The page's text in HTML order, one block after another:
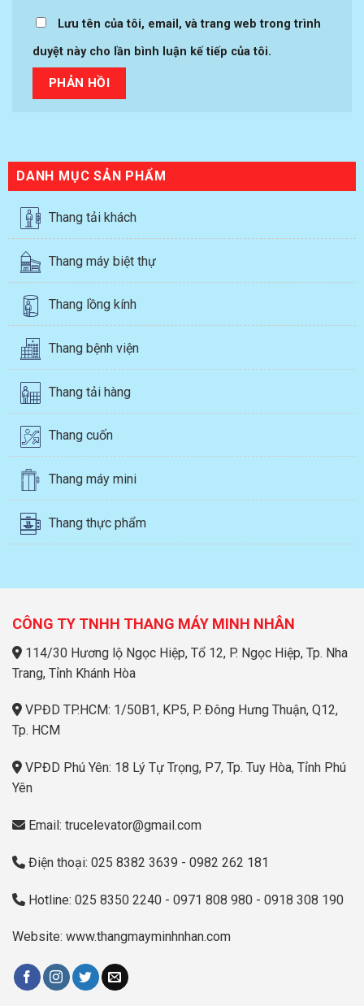
DANH MỤC SẢN PHẨM
Thang tải khách
Thang máy biệt thự
Thang lồng kính
Thang bệnh viện
Thang tải hàng
Thang cuốn
Thang máy mini
Thang thực phẩm
Lưu tên của tôi, email, và trang web trong trình
duyệt này cho lần bình luận kế tiếp của tôi.
CÔNG TY TNHH THANG MÁY MINH NHÂN
114/30 Hương lộ Ngọc Hiệp, Tổ 12, P. Ngọc Hiệp, Tp. Nha
Trang, Tỉnh Khánh Hòa
VPĐD TP.HCM: 1/50B1, KP5, P. Đông Hưng Thuận, Q12,
Tp. HCM
VPĐD Phú Yên: 18 Lý Tự Trọng, P7, Tp. Tuy Hòa, Tỉnh Phú
Yên
Email: trucelevator@gmail.com
Điện thoại: 025 8382 3639 - 0982 262 181
Hotline: 025 8350 2240 - 0971 808 980 - 0918 308 190
Website: www.thangmayminhnhan.com